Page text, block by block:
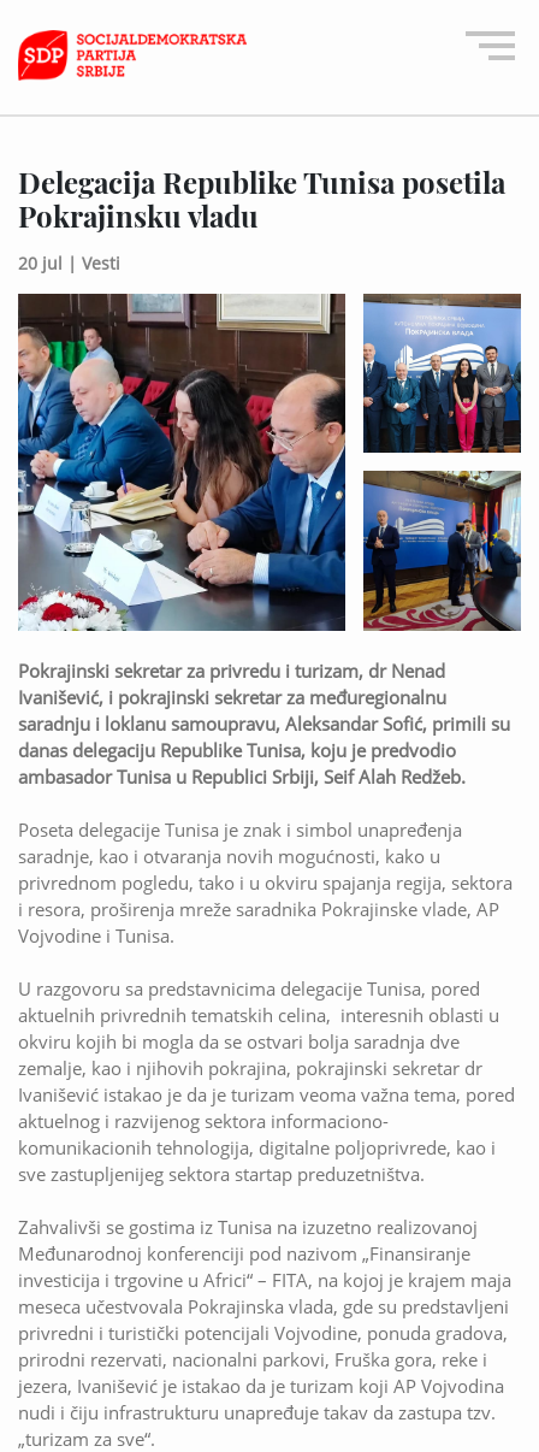
Delegacija Republike Tunisa posetila
Pokrajinsku vladu
20 jul | Vesti
Pokrajinski sekretar za privredu i turizam, dr Nenad
Ivanišević, i pokrajinski sekretar za međuregionalnu
saradnju i loklanu samoupravu, Aleksandar Sofić, primili su
danas delegaciju Republike Tunisa, koju je predvodio
ambasador Tunisa u Republici Srbiji, Seif Alah Redžeb.
Poseta delegacije Tunisa je znak i simbol unapređenja
saradnje, kao i otvaranja novih mogućnosti, kako u
privrednom pogledu, tako i u okviru spajanja regija, sektora
i resora, proširenja mreže saradnika Pokrajinske vlade, AP
Vojvodine i Tunisa.
U razgovoru sa predstavnicima delegacije Tunisa, pored
aktuelnih privrednih tematskih celina, interesnih oblasti u
okviru kojih bi mogla da se ostvari bolja saradnja dve
zemalje, kao i njihovih pokrajina, pokrajinski sekretar dr
Ivanišević istakao je da je turizam veoma važna tema, pored
aktuelnog i razvijenog sektora informaciono-
komunikacionih tehnologija, digitalne poljoprivrede, kao i
sve zastupljenijeg sektora startap preduzetništva.
Zahvalivši se gostima iz Tunisa na izuzetno realizovanoj
Međunarodnoj konferenciji pod nazivom „Finansiranje
investicija i trgovine u Africi“ – FITA, na kojoj je krajem maja
meseca učestvovala Pokrajinska vlada, gde su predstavljeni
privredni i turistički potencijali Vojvodine, ponuda gradova,
prirodni rezervati, nacionalni parkovi, Fruška gora, reke i
jezera, Ivanišević je istakao da je turizam koji AP Vojvodina
nudi i čiju infrastrukturu unapređuje takav da zastupa tzv.
„turizam za sve“.